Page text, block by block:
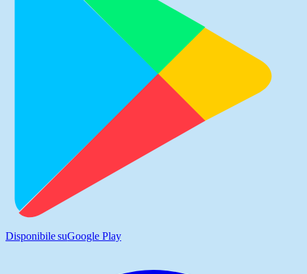
Disponibile suGoogle Play